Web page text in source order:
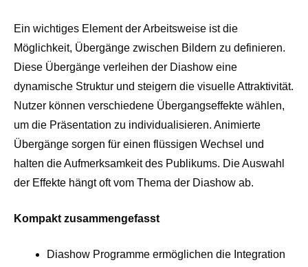
Ein wichtiges Element der Arbeitsweise ist die
Möglichkeit, Übergänge zwischen Bildern zu definieren.
Diese Übergänge verleihen der Diashow eine
dynamische Struktur und steigern die visuelle Attraktivität.
Nutzer können verschiedene Übergangseffekte wählen,
um die Präsentation zu individualisieren. Animierte
Übergänge sorgen für einen flüssigen Wechsel und
halten die Aufmerksamkeit des Publikums. Die Auswahl
der Effekte hängt oft vom Thema der Diashow ab.
Kompakt zusammengefasst
Diashow Programme ermöglichen die Integration